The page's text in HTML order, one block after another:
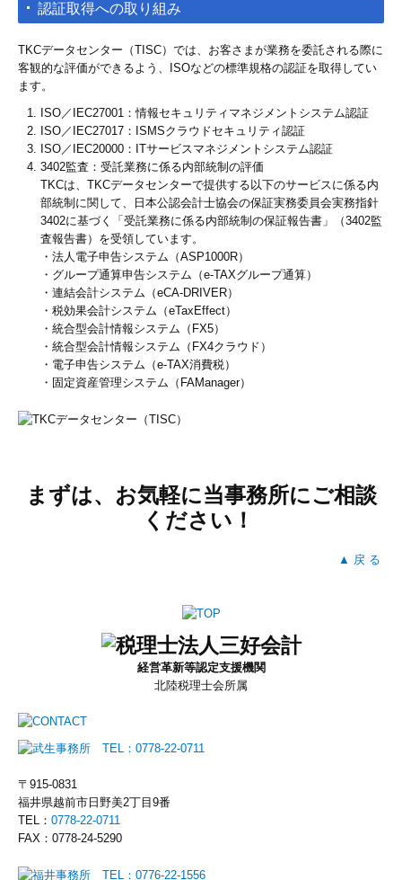
認証取得への取り組み
TKCデータセンター（TISC）では、お客さまが業務を委託される際に
客観的な評価ができるよう、ISOなどの標準規格の認証を取得してい
ます。
ISO／IEC27001：情報セキュリティマネジメントシステム認証
ISO／IEC27017：ISMSクラウドセキュリティ認証
ISO／IEC20000：ITサービスマネジメントシステム認証
3402監査：受託業務に係る内部統制の評価
TKCは、TKCデータセンターで提供する以下のサービスに係る内
部統制に関して、日本公認会計士協会の保証実務委員会実務指針
3402に基づく「受託業務に係る内部統制の保証報告書」（3402監
査報告書）を受領しています。
・法人電子申告システム（ASP1000R）
・グループ通算申告システム（e-TAXグループ通算）
・連結会計システム（eCA-DRIVER）
・税効果会計システム（eTaxEffect）
・統合型会計情報システム（FX5）
・統合型会計情報システム（FX4クラウド）
・電子申告システム（e-TAX消費税）
・固定資産管理システム（FAManager）
まずは、お気軽に当事務所にご相談
ください！
▲ 戻 る
経営革新等認定支援機関
北陸税理士会所属
〒915-0831
福井県越前市日野美2丁目9番
TEL： 0778-22-0711
FAX：0778-24-5290